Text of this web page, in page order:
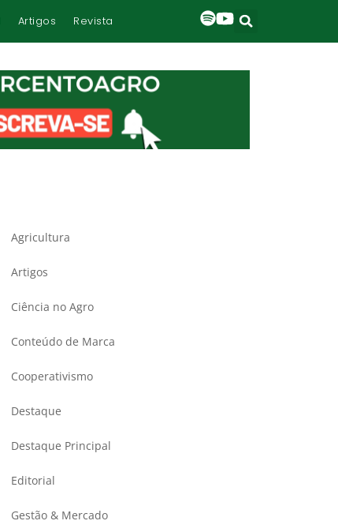
Artigos Revista
Agricultura
Artigos
Ciência no Agro
Conteúdo de Marca
Cooperativismo
Destaque
Destaque Principal
Editorial
Gestão & Mercado